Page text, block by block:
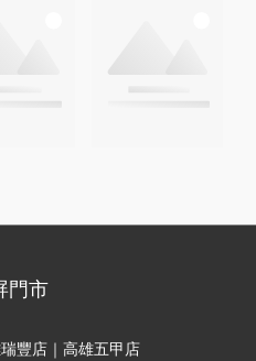
門市
豐店｜高雄五甲店